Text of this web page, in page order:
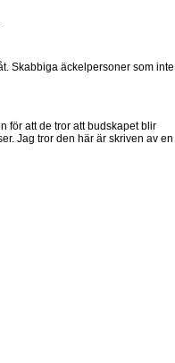
Skabbiga äckelpersoner som inte
för att de tror att budskapet blir
Jag tror den här är skriven av en